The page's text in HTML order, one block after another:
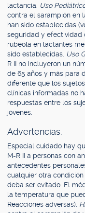
lactancia.
Uso
contra el sarampión en
han sido establecidas
seguridad y efectividad
rubéola en lactantes
sido establecidas. Uso
R II no incluyeron un
de 65 años y más para
diferente que los
clínicas informadas no
respuestas entre los
jóvenes.
Advertencias.
Especial cuidado hay
M-R II a personas con
antecedentes
cualquier otra
deba ser evitado. El
la temperatura que
Reacciones adversas).